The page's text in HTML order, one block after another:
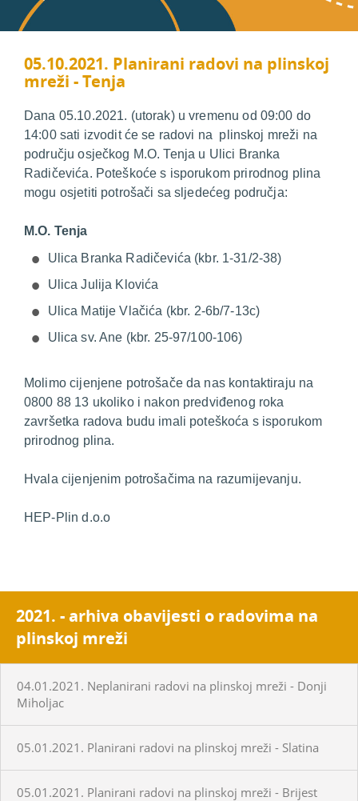
05.10.2021. Planirani radovi na plinskoj
mreži - Tenja
Dana 05.10.2021. (utorak) u vremenu od 09:00 do
14:00 sati izvodit će se radovi na plinskoj mreži na
području osječkog M.O. Tenja u Ulici Branka
Radičevića. Poteškoće s isporukom prirodnog plina
mogu osjetiti potrošači sa sljedećeg područja:
M.O. Tenja
Ulica Branka Radičevića (kbr. 1-31/2-38)
Ulica Julija Klovića
Ulica Matije Vlačića (kbr. 2-6b/7-13c)
Ulica sv. Ane (kbr. 25-97/100-106)
Molimo cijenjene potrošače da nas kontaktiraju na
0800 88 13 ukoliko i nakon predviđenog roka
završetka radova budu imali poteškoća s isporukom
prirodnog plina.
Hvala cijenjenim potrošačima na razumijevanju.
HEP-Plin d.o.o
2021. - arhiva obavijesti o radovima na
plinskoj mreži
04.01.2021. Neplanirani radovi na plinskoj mreži - Donji
Miholjac
05.01.2021. Planirani radovi na plinskoj mreži - Slatina
05.01.2021. Planirani radovi na plinskoj mreži - Brijest